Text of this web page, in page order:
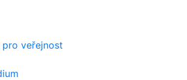
veřejnost